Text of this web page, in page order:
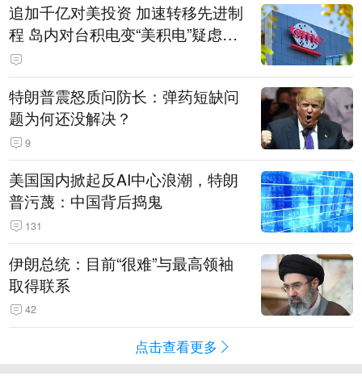
追加千亿对美投资 加速转移先进制
程 岛内对台积电变“美积电”疑虑担
忧加剧
特朗普震怒质问防长：弹药短缺问
题为何还没解决？
9
美国国内掀起反AI中心浪潮，特朗
普污蔑：中国背后捣鬼
131
伊朗总统：目前“很难”与最高领袖
取得联系
42
点击查看更多